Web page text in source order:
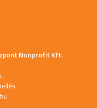
Nonprofit Kft.